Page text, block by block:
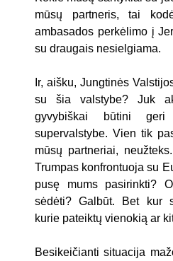
mūsų partneris, tai
ambasados perkėlimo į
su draugais nesielgiama.
Ir, aišku, Jungtinės
su šia valstybe? Juk
gyvybiškai būtini
supervalstybe. Vien tik
mūsų partneriai,
Trumpas konfrontuoja su
pusę mums pasirinkti?
sėdėti? Galbūt. Bet kur
kurie pateiktų vienokią ar
Besikeičianti situacija